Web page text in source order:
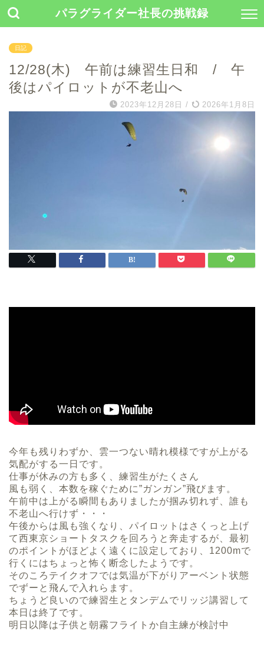
パラグライダー社長の挑戦録
日記
12/28(木) 午前は練習生日和 / 午
後はパイロットが不老山へ
2023年12月28日 / 2026年1月8日
今年も残りわずか、雲一つない晴れ模様ですが上がる
気配がする一日です。
仕事が休みの方も多く、練習生がたくさん
風も弱く、本数を稼ぐために”ガンガン”飛びます。
午前中は上がる瞬間もありましたが掴み切れず、誰も
不老山へ行けず・・・
午後からは風も強くなり、パイロットはさくっと上げ
て西東京ショートタスクを回ろうと奔走するが、最初
のポイントがほどよく遠くに設定しており、1200mで
行くにはちょっと怖く断念したようです。
そのころテイクオフでは気温が下がりアーベント状態
でずーと飛んで入れらます。
ちょうど良いので練習生とタンデムでリッジ講習して
本日は終了です。
明日以降は子供と朝霧フライトか自主練が検討中